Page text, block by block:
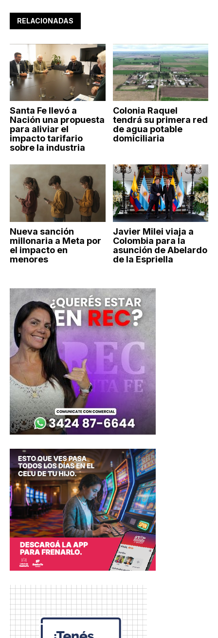
RELACIONADAS
Santa Fe llevó a
Nación una propuesta
para aliviar el
impacto tarifario
sobre la industria
Colonia Raquel
tendrá su primera red
de agua potable
domiciliaria
Nueva sanción
millonaria a Meta por
el impacto en
menores
Javier Milei viaja a
Colombia para la
asunción de Abelardo
de la Espriella